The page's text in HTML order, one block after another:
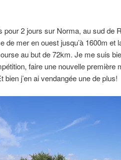
pour 2 jours sur Norma, au sud de
de mer en ouest jusqu’à 1600m et
au but de 72km. Je me suis
faire une nouvelle première
j’en ai vendangée une de plus!